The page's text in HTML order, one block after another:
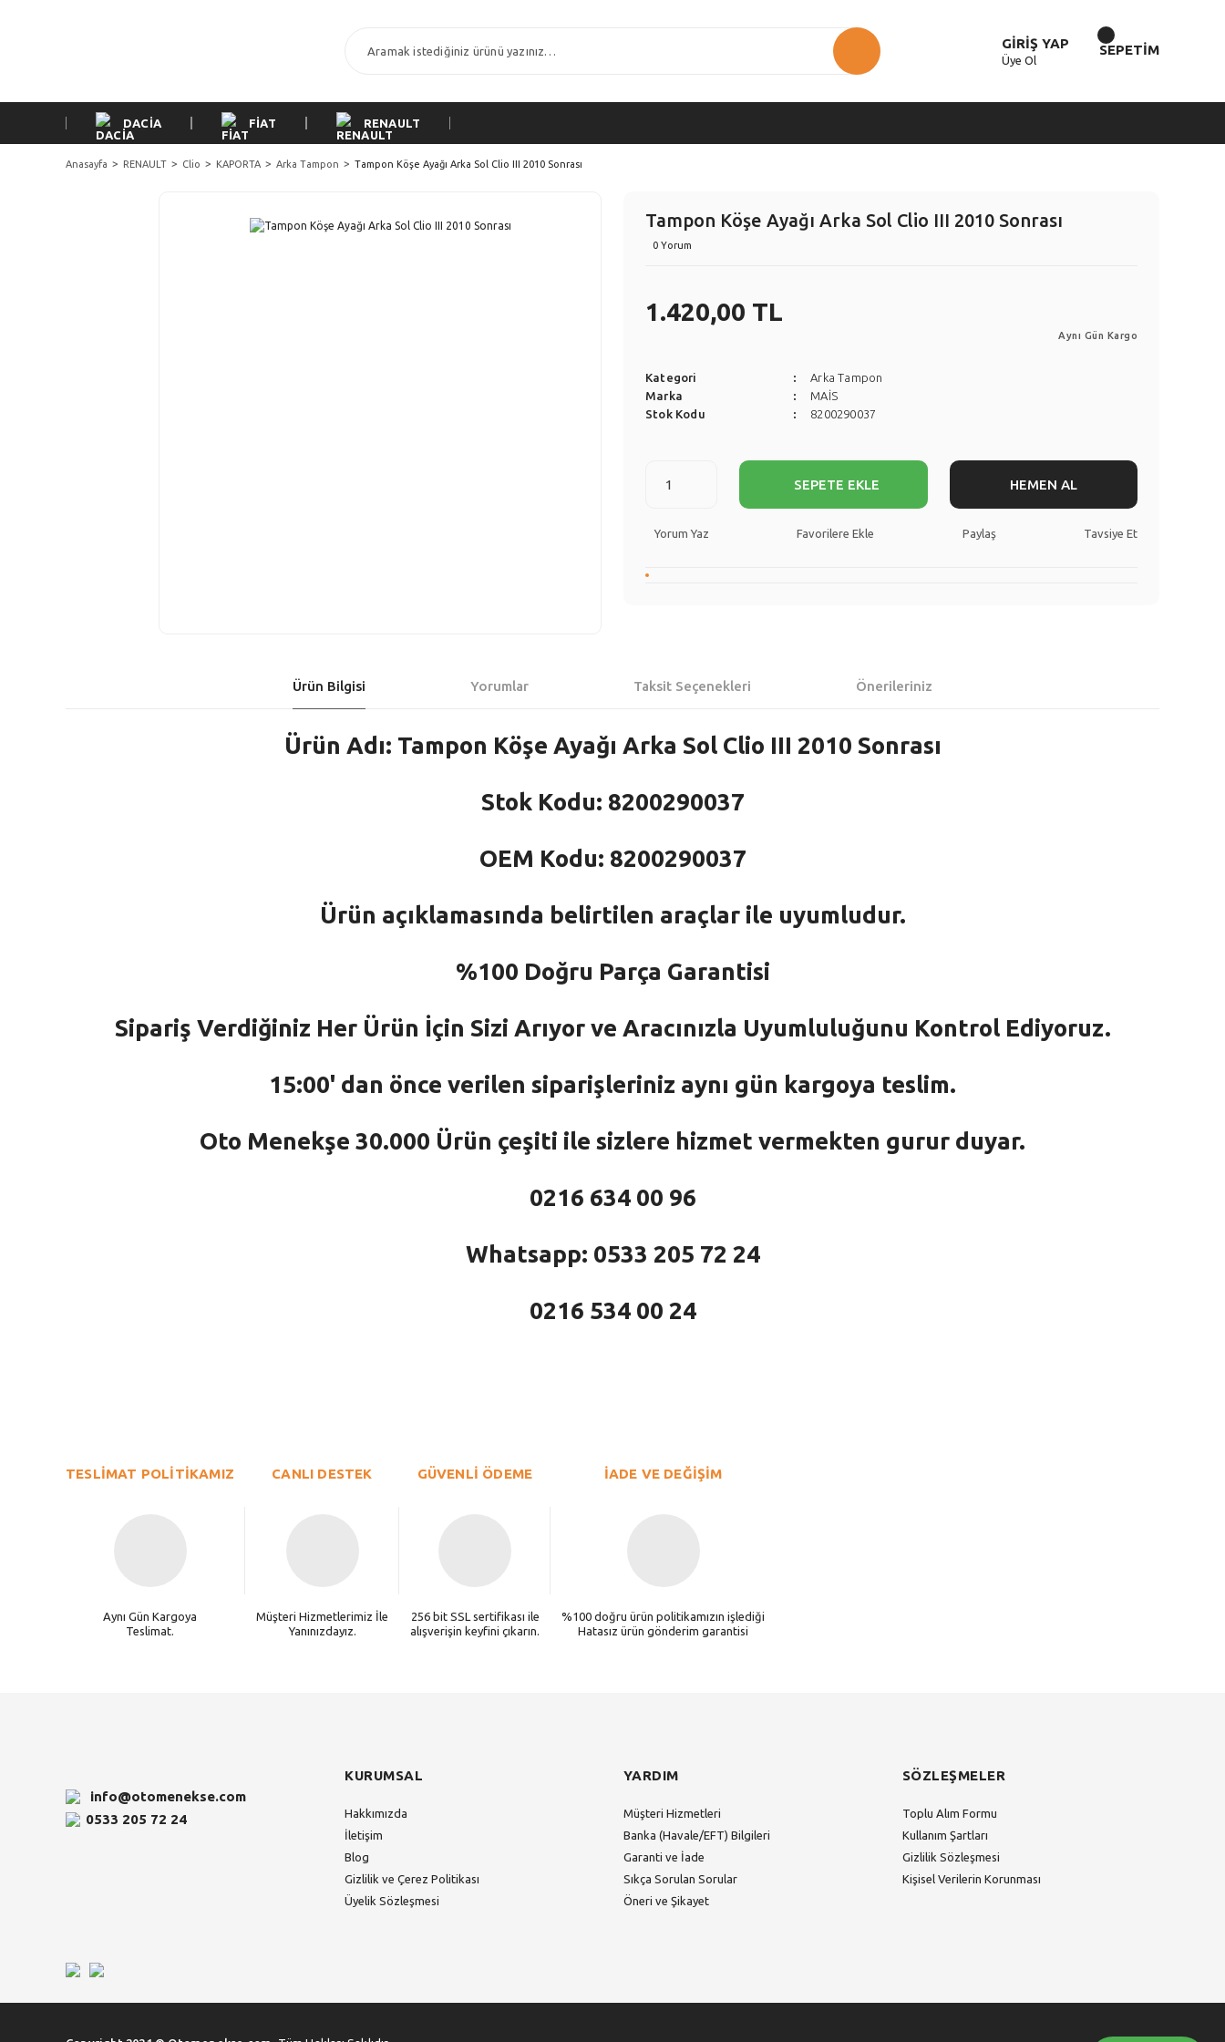
GİRİŞ YAP
Üye Ol
SEPETİM
DACİA FİAT RENAULT
Anasayfa RENAULT Clio KAPORTA Arka Tampon Tampon Köşe Ayağı Arka Sol Clio III 2010 Sonrası
Tampon Köşe Ayağı Arka Sol Clio III 2010 Sonrası
0 Yorum
1.420,00 TL
Aynı Gün Kargo
Kategori
Arka Tampon
Marka
MAİS
Stok Kodu
8200290037
SEPETE EKLE HEMEN AL
Yorum Yaz Paylaş Tavsiye Et
Ürün Bilgisi Yorumlar Taksit Seçenekleri Önerileriniz
Ürün Adı: Tampon Köşe Ayağı Arka Sol Clio III 2010 Sonrası
Stok Kodu: 8200290037
OEM Kodu: 8200290037
Ürün açıklamasında belirtilen araçlar ile uyumludur.
%100 Doğru Parça Garantisi
Sipariş Verdiğiniz Her Ürün İçin Sizi Arıyor ve Aracınızla Uyumluluğunu Kontrol Ediyoruz.
15:00' dan önce verilen siparişleriniz aynı gün kargoya teslim.
Oto Menekşe 30.000 Ürün çeşiti ile sizlere hizmet vermekten gurur duyar.
0216 634 00 96
Whatsapp: 0533 205 72 24
0216 534 00 24
Ürün açıklamasında eksik bilgiler bulunuyor.
TESLİMAT POLİTİKAMIZ
Aynı Gün Kargoya
Teslimat.
CANLI DESTEK
Müşteri Hizmetlerimiz İle
Yanınızdayız.
GÜVENLİ ÖDEME
256 bit SSL sertifikası ile
alışverişin keyfini çıkarın.
İADE VE DEĞİŞİM
%100 doğru ürün politikamızın işlediği
Hatasız ürün gönderim garantisi
info@otomenekse.com
0533 205 72 24
KURUMSAL
Hakkımızda
İletişim
Blog
Gizlilik ve Çerez Politikası
Üyelik Sözleşmesi
YARDIM
Müşteri Hizmetleri
Banka (Havale/EFT) Bilgileri
Garanti ve İade
Sıkça Sorulan Sorular
Öneri ve Şikayet
SÖZLEŞMELER
Toplu Alım Formu
Kullanım Şartları
Gizlilik Sözleşmesi
Kişisel Verilerin Korunması